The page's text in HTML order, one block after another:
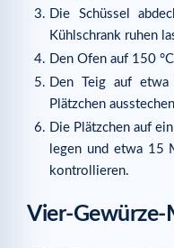
Die Schüssel
Kühlschrank ruhen
Den Ofen auf 150
Den Teig auf
Plätzchen
Die Plätzchen auf
legen und etwa 15
kontrollieren.
Vier-Gewürze-